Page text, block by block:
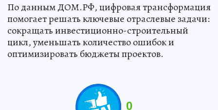
По данным ДОМ.РФ, цифровая трансформация
помогает решать ключевые отраслевые задачи:
сокращать инвестиционно-строительный
цикл, уменьшать количество ошибок и
оптимизировать бюджеты проектов.
0